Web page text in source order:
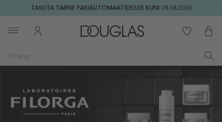
TASUTA TARNE PAKIAUTOMAATIDESSE KUNI 09.08.2026